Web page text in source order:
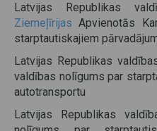
Latvijas Republikas
Ziemeļīrijas Apvienotās
starptautiskajiem
Latvijas Republikas
valdības nolīgums par
autotransportu
Latvijas Republikas